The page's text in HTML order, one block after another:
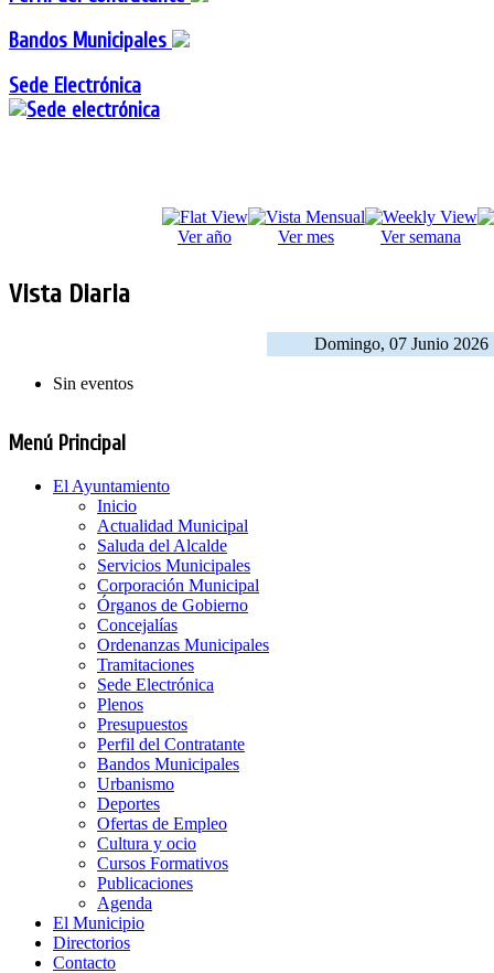
Bandos Municipales
Sede Electrónica
Ver año Ver mes Ver semana
Vista Diaria
Domingo, 07 Junio 2026
Sin eventos
Menú Principal
El Ayuntamiento
Inicio
Actualidad Municipal
Saluda del Alcalde
Servicios Municipales
Corporación Municipal
Órganos de Gobierno
Concejalías
Ordenanzas Municipales
Tramitaciones
Sede Electrónica
Plenos
Presupuestos
Perfil del Contratante
Bandos Municipales
Urbanismo
Deportes
Ofertas de Empleo
Cultura y ocio
Cursos Formativos
Publicaciones
Agenda
El Municipio
Directorios
Contacto